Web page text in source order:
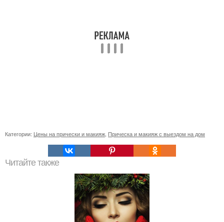
Категории: Цены на прически и макияж, Прическа и макияж с выездом на дом
Читайте также